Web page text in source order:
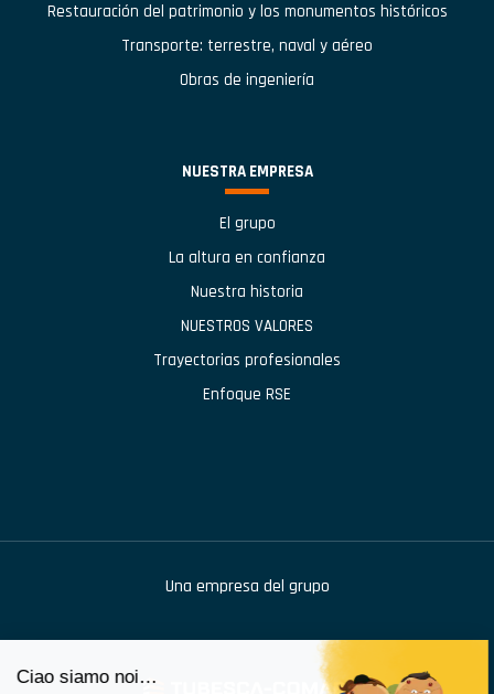
Restauración del patrimonio y los monumentos históricos
Transporte: terrestre, naval y aéreo
Obras de ingeniería
NUESTRA EMPRESA
El grupo
La altura en confianza
Nuestra historia
NUESTROS VALORES
Trayectorias profesionales
Enfoque RSE
Una empresa del grupo